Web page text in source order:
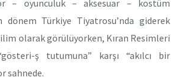
– oyunculuk – aksesuar – kostüm
dönem Türkiye Tiyatrosu’nda giderek
olarak görülüyorken, Kıran Resimleri
ş tutumuna” karşı “akılcı bir
sahnede.